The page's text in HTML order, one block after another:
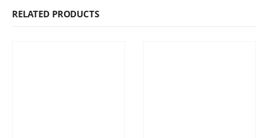
RELATED PRODUCTS